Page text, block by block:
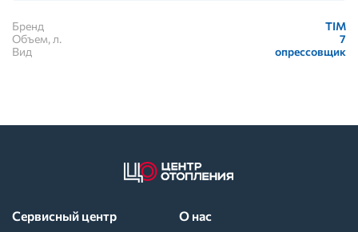
Бренд
TIM
Объем, л.
7
Вид
опрессовщик
Сервисный центр О нас